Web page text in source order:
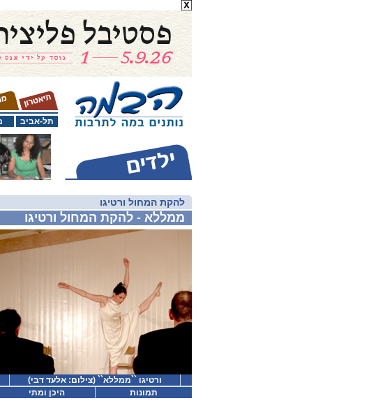
תל-אביב
להקת המחול ורטיגו
ממללא - להקת המחול ורטיגו
ורטיגו ``ממללא`` (צילום: אלעד דבי)
תמונות
היכן ומתי